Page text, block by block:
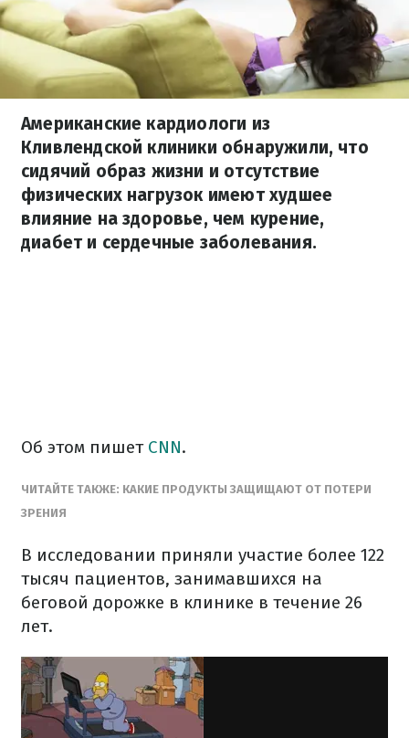
Американские кардиологи из
Кливлендской клиники обнаружили, что
сидячий образ жизни и отсутствие
физических нагрузок имеют худшее
влияние на здоровье, чем курение,
диабет и сердечные заболевания.
Об этом пишет CNN.
ЧИТАЙТЕ ТАКЖЕ: КАКИЕ ПРОДУКТЫ ЗАЩИЩАЮТ ОТ ПОТЕРИ
ЗРЕНИЯ
В исследовании приняли участие более 122
тысяч пациентов, занимавшихся на
беговой дорожке в клинике в течение 26
лет.